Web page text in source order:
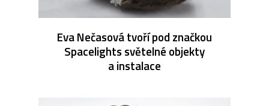
Eva Nečasová tvoří pod značkou
Spacelights světelné objekty
a instalace